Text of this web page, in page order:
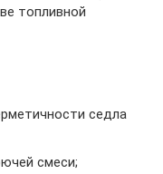
топливной
седла
смеси;